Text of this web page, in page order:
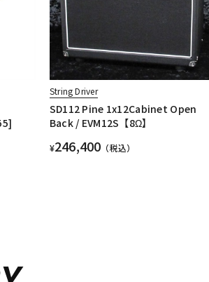
String Driver
SD112 Pine 1x12Cabinet Open
Back / EVM12S【8Ω】
¥246,400 （税込）